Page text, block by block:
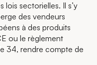
lois sectorielles. Il s’y
des vendeurs
à des produits
ou le règlement
34, rendre compte de